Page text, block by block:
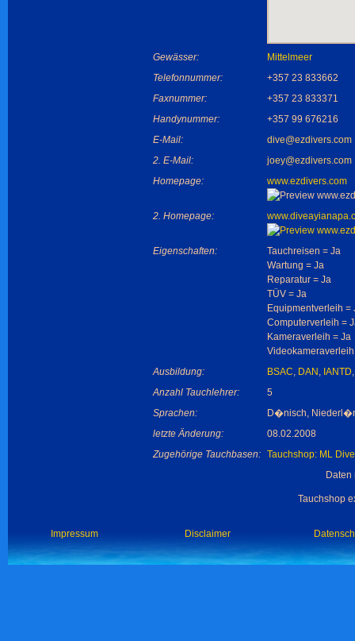
Gewässer:
Mittelmeer
Telefonnummer:
+357 23 833662
Faxnummer:
+357 23 833371
Handynummer:
+357 99 676216
E-Mail:
dive@ezdivers.com
2. E-Mail:
joey@ezdivers.com
Homepage:
www.ezdivers.com
2. Homepage:
Eigenschaften:
Tauchreisen = Ja
Wartung = Ja
Reparatur = Ja
TÜV = Ja
Equipmentverleih =
Computerverleih =
Kameraverleih = Ja
Ausbildung:
BSAC, DAN , IANTD
Anzahl Tauchlehrer:
5
Sprachen:
D�nisch,
letzte Änderung:
08.02.2008
Zugehörige Tauchbasen: Tauchshop: ML
Tauchshop
Impressum Disclaimer